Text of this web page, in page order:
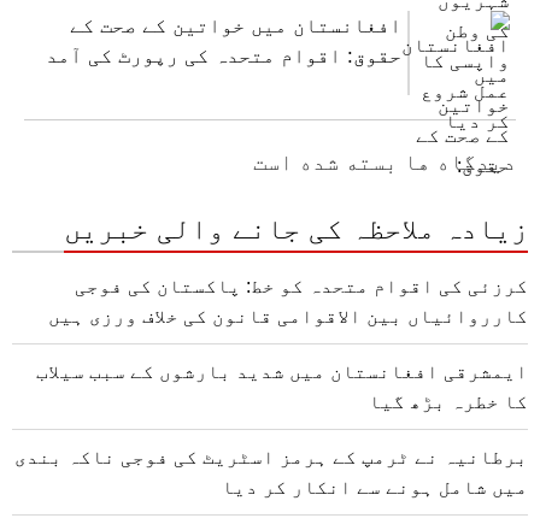
افغانستان میں خواتین کے صحت کے
حقوق: اقوام متحدہ کی رپورٹ کی آمد
دیدگاه ها بسته شده است
زیادہ ملاحظہ کی جانے والی خبریں
کرزئی کی اقوام متحدہ کو خط: پاکستان کی فوجی
کارروائیاں بین الاقوامی قانون کی خلاف ورزی ہیں
ایمشرقی افغانستان میں شدید بارشوں کے سبب سیلاب
کا خطرہ بڑھ گیا
برطانیہ نے ٹرمپ کے ہرمز اسٹریٹ کی فوجی ناکہ بندی
میں شامل ہونے سے انکار کر دیا